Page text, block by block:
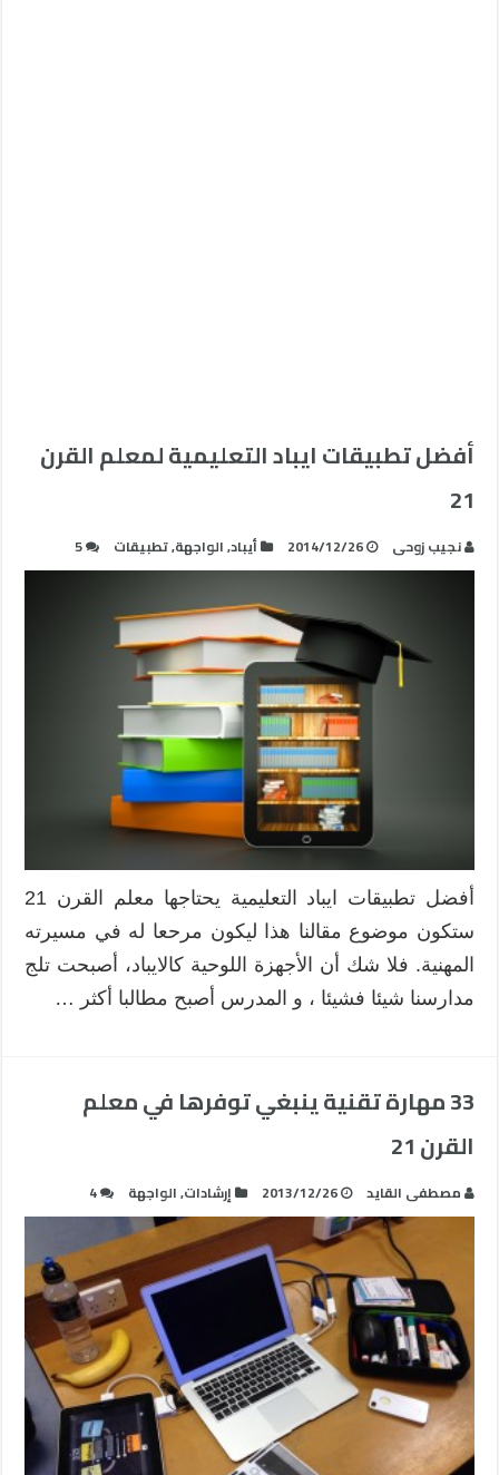
أفضل تطبيقات ايباد التعليمية لمعلم القرن
21
نجيب زوحى 2014/12/26 أيباد,الواجهة,تطبيقات 5
أفضل تطبيقات ايباد التعليمية يحتاجها معلم القرن 21
ستكون موضوع مقالنا هذا ليكون مرحعا له في مسيرته
المهنية. فلا شك أن الأجهزة اللوحية كالايباد، أصبحت تلج
مدارسنا شيئا فشيئا ، و المدرس أصبح مطالبا أكثر …
33 مهارة تقنية ينبغي توفرها في معلم
القرن 21
مصطفى القايد 2013/12/26 إرشادات,الواجهة 4